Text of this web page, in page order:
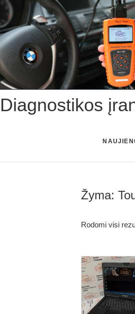
Skip
to
content
Diagnostikos
Žyma:
Rodomi visi